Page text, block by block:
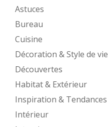
Astuces
Bureau
Cuisine
Décoration & Style de vie
Découvertes
Habitat & Extérieur
Inspiration & Tendances
Intérieur